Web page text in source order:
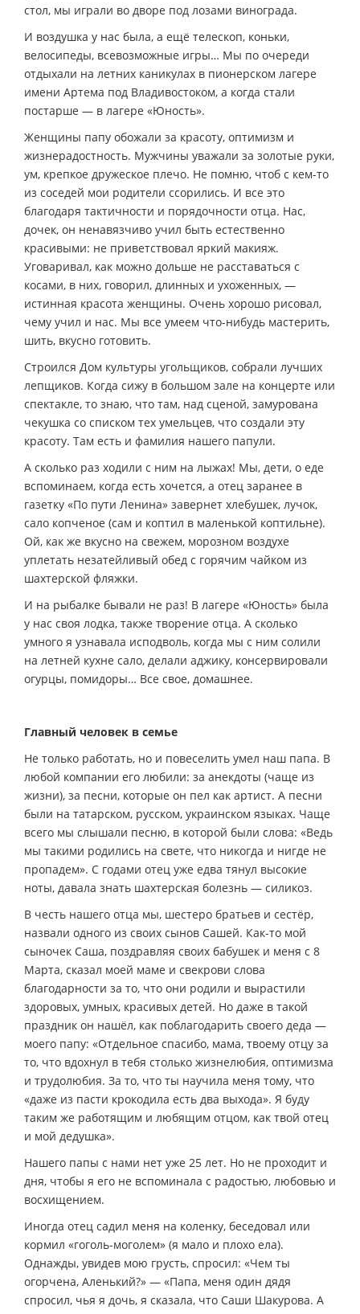
стол, мы играли во дворе под лозами винограда.
И воздушка у нас была, а ещё телескоп, коньки,
велосипеды, всевозможные игры… Мы по очереди
отдыхали на летних каникулах в пионерском лагере
имени Артема под Владивостоком, а когда стали
постарше — в лагере «Юность».
Женщины папу обожали за красоту, оптимизм и
жизнерадостность. Мужчины уважали за золотые руки,
ум, крепкое дружеское плечо. Не помню, чтоб с кем-то
из соседей мои родители ссорились. И все это
благодаря тактичности и порядочности отца. Нас,
дочек, он ненавязчиво учил быть естественно
красивыми: не приветствовал яркий макияж.
Уговаривал, как можно дольше не расставаться с
косами, в них, говорил, длинных и ухоженных, —
истинная красота женщины. Очень хорошо рисовал,
чему учил и нас. Мы все умеем что-нибудь мастерить,
шить, вкусно готовить.
Строился Дом культуры угольщиков, собрали лучших
лепщиков. Когда сижу в большом зале на концерте или
спектакле, то знаю, что там, над сценой, замурована
чекушка со списком тех умельцев, что создали эту
красоту. Там есть и фамилия нашего папули.
А сколько раз ходили с ним на лыжах! Мы, дети, о еде
вспоминаем, когда есть хочется, а отец заранее в
газетку «По пути Ленина» завернет хлебушек, лучок,
сало копченое (сам и коптил в маленькой коптильне).
Ой, как же вкусно на свежем, морозном воздухе
уплетать незатейливый обед с горячим чайком из
шахтерской фляжки.
И на рыбалке бывали не раз! В лагере «Юность» была
у нас своя лодка, также творение отца. А сколько
умного я узнавала исподволь, когда мы с ним солили
на летней кухне сало, делали аджику, консервировали
огурцы, помидоры… Все свое, домашнее.
Главный человек в семье
Не только работать, но и повеселить умел наш папа. В
любой компании его любили: за анекдоты (чаще из
жизни), за песни, которые он пел как артист. А песни
были на татарском, русском, украинском языках. Чаще
всего мы слышали песню, в которой были слова: «Ведь
мы такими родились на свете, что никогда и нигде не
пропадем». С годами отец уже едва тянул высокие
ноты, давала знать шахтерская болезнь — силикоз.
В честь нашего отца мы, шестеро братьев и сестёр,
назвали одного из своих сынов Сашей. Как-то мой
сыночек Саша, поздравляя своих бабушек и меня с 8
Марта, сказал моей маме и свекрови слова
благодарности за то, что они родили и вырастили
здоровых, умных, красивых детей. Но даже в такой
праздник он нашёл, как поблагодарить своего деда —
моего папу: «Отдельное спасибо, мама, твоему отцу за
то, что вдохнул в тебя столько жизнелюбия, оптимизма
и трудолюбия. За то, что ты научила меня тому, что
«даже из пасти крокодила есть два выхода». Я буду
таким же работящим и любящим отцом, как твой отец
и мой дедушка».
Нашего папы с нами нет уже 25 лет. Но не проходит и
дня, чтобы я его не вспоминала с радостью, любовью и
восхищением.
Иногда отец садил меня на коленку, беседовал или
кормил «гоголь-моголем» (я мало и плохо ела).
Однажды, увидев мою грусть, спросил: «Чем ты
огорчена, Аленький?» — «Папа, меня один дядя
спросил, чья я дочь, я сказала, что Саши Шакурова. А